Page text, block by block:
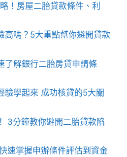
！房屋二胎貸款條件、利
高嗎？5大重點幫你避開貸款
了解銀行二胎房貸申請條
驗學起來 成功核貸的5大關
3分鐘教你避開二胎貸款陷
速掌握申辦條件評估到資金